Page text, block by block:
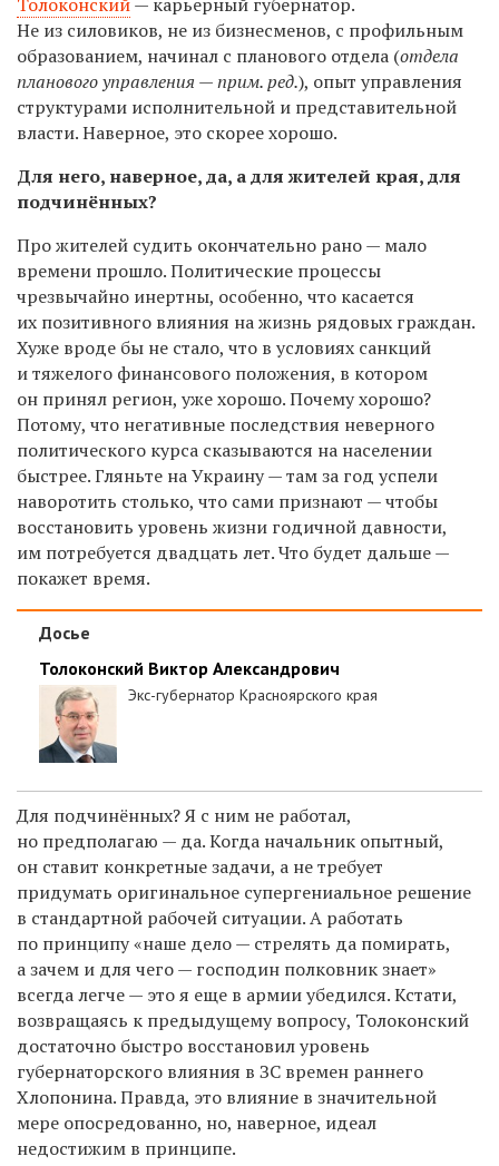
Не из силовиков, не из бизнесменов, с профильным
образованием, начинал с планового отдела (отдела
планового управления — прим. ред.), опыт управления
структурами исполнительной и представительной
власти. Наверное, это скорее хорошо.
Для него, наверное, да, а для жителей края, для
подчинённых?
Про жителей судить окончательно рано — мало
времени прошло. Политические процессы
чрезвычайно инертны, особенно, что касается
их позитивного влияния на жизнь рядовых граждан.
Хуже вроде бы не стало, что в условиях санкций
и тяжелого финансового положения, в котором
он принял регион, уже хорошо. Почему хорошо?
Потому, что негативные последствия неверного
политического курса сказываются на населении
быстрее. Гляньте на Украину — там за год успели
наворотить столько, что сами признают — чтобы
восстановить уровень жизни годичной давности,
им потребуется двадцать лет. Что будет дальше —
покажет время.
Досье
Толоконский Виктор Александрович
Экс-губернатор Красноярского края
Для подчинённых? Я с ним не работал,
но предполагаю — да. Когда начальник опытный,
он ставит конкретные задачи, а не требует
придумать оригинальное супергениальное решение
в стандартной рабочей ситуации. А работать
по принципу «наше дело — стрелять да помирать,
а зачем и для чего — господин полковник знает»
всегда легче — это я еще в армии убедился. Кстати,
возвращаясь к предыдущему вопросу, Толоконский
достаточно быстро восстановил уровень
губернаторского влияния в ЗС времен раннего
Хлопонина. Правда, это влияние в значительной
мере опосредованно, но, наверное, идеал
недостижим в принципе.